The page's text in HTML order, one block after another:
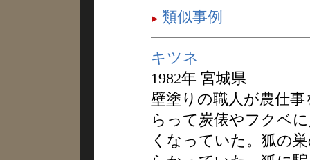
類似事例
キツネ
1982年 宮城県
壁塗りの職人が農仕
らって炭俵やフクベ
くなっていた。狐の